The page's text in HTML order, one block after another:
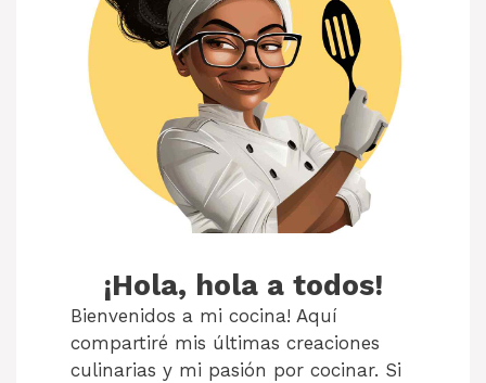
¡Hola, hola a todos!
Bienvenidos a mi cocina! Aquí
compartiré mis últimas creaciones
culinarias y mi pasión por cocinar. Si